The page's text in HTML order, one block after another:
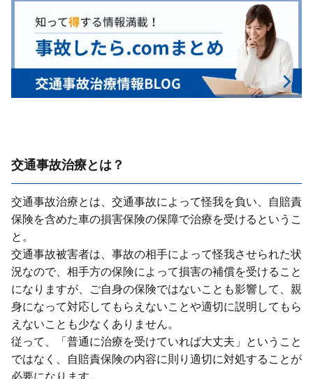
交通事故治療とは？
交通事故治療とは、交通事故によって怪我を負い、⾃賠責
保険を含めた⾞の損害保険の保障で治療を受けるというこ
と。
交通事故被害者は、事故の相⼿によって怪我させられた状
況なので、相⼿⽅の保険によって損害の補償を受けること
になりますが、ご⾃⾝の保険ではないことも影響して、親
⾝になって対応してもらえないことや適切に説明してもら
えないことも少なくありません。
従って、「普通に治療を受けていれば⼤丈夫」ということ
ではなく、⾃賠責保険の内容に則り適切に対処することが
必要になります。